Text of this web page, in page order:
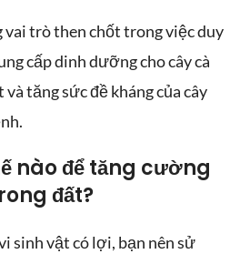
vai trò then chốt trong việc duy
cấp dinh dưỡng cho cây cà
tăng sức đề kháng của cây
nào để tăng cường
đất?
sinh vật có lợi, bạn nên sử